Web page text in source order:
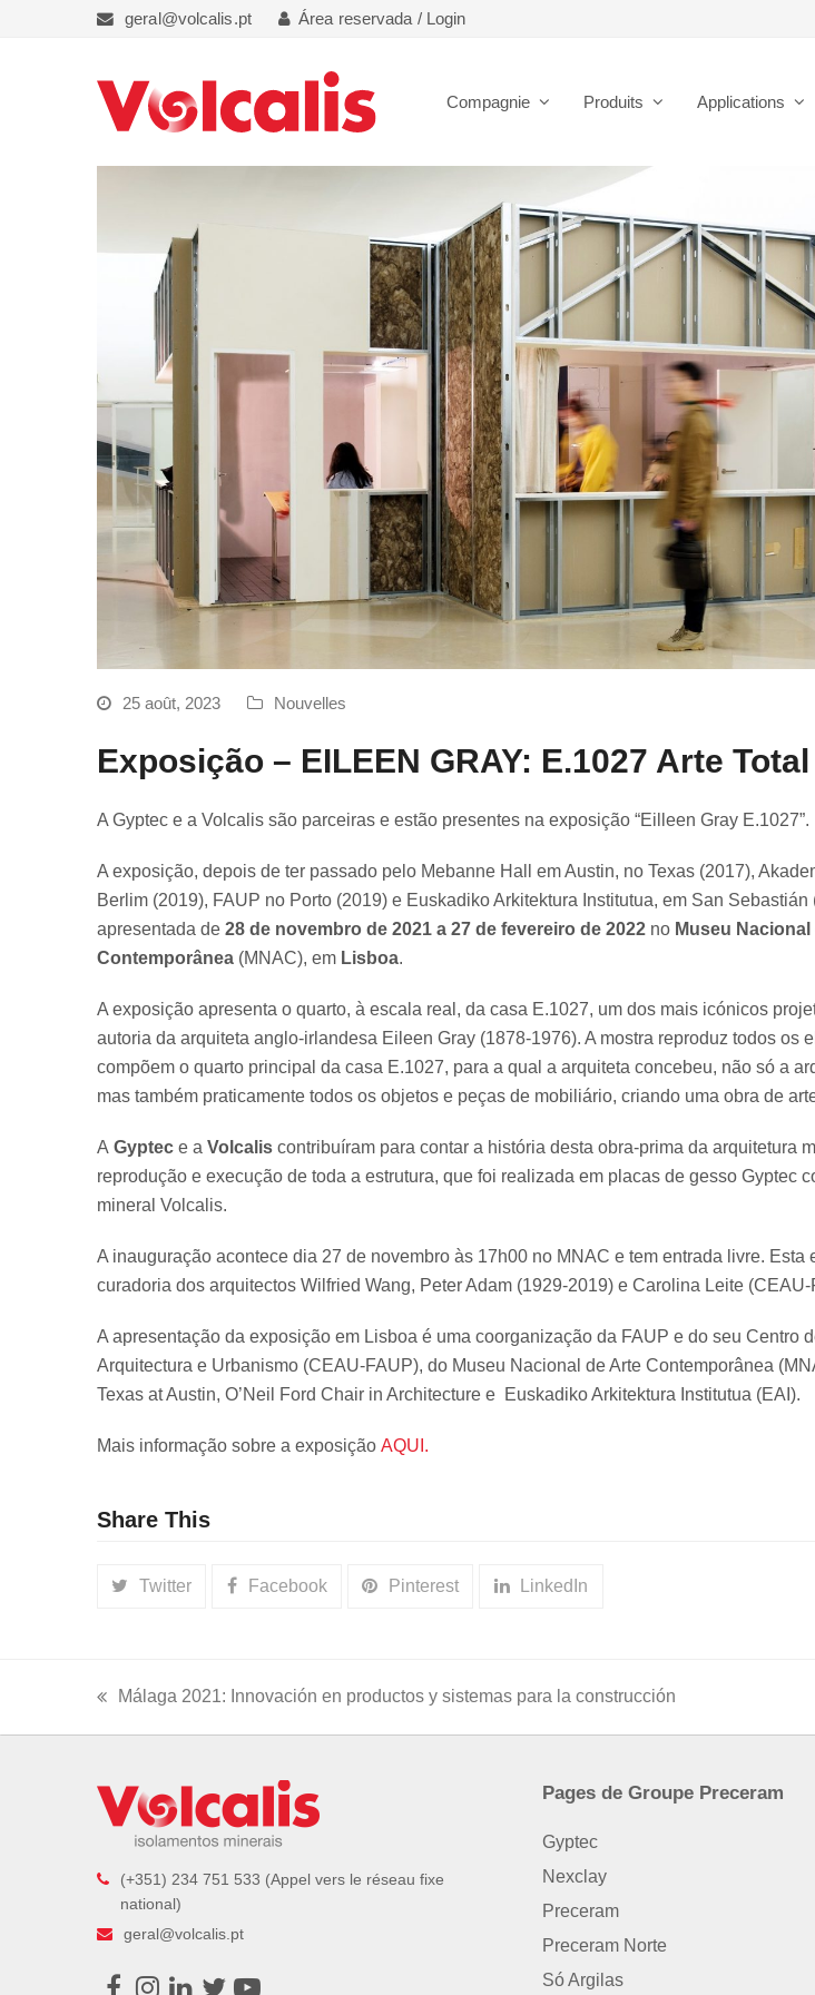
geral@volcalis.pt Área reservada / Login
Compagnie Produits Applications
25 août, 2023 Nouvelles
Exposição – EILEEN GRAY: E.1027 Arte Total
A Gyptec e a Volcalis são parceiras e estão presentes na exposição “Eilleen Gray E.1027”.
A exposição, depois de ter passado pelo Mebanne Hall em Austin, no Texas (2017),
Berlim (2019), FAUP no Porto (2019) e Euskadiko Arkitektura Institutua, em San Sebastián
apresentada de 28 de novembro de 2021 a 27 de fevereiro de 2022 no Museu Nacional
Contemporânea (MNAC), em Lisboa.
A exposição apresenta o quarto, à escala real, da casa E.1027, um dos mais icónicos
autoria da arquiteta anglo-irlandesa Eileen Gray (1878-1976). A mostra reproduz todos os
compõem o quarto principal da casa E.1027, para a qual a arquiteta concebeu, não só a
mas também praticamente todos os objetos e peças de mobiliário, criando uma obra de
A Gyptec e a Volcalis contribuíram para contar a história desta obra-prima da arquitetura
reprodução e execução de toda a estrutura, que foi realizada em placas de gesso Gyptec
mineral Volcalis.
A inauguração acontece dia 27 de novembro às 17h00 no MNAC e tem entrada livre. Esta
curadoria dos arquitectos Wilfried Wang, Peter Adam (1929-2019) e Carolina Leite (CEAU-
A apresentação da exposição em Lisboa é uma coorganização da FAUP e do seu Centro
Arquitectura e Urbanismo (CEAU-FAUP), do Museu Nacional de Arte Contemporânea
Texas at Austin, O’Neil Ford Chair in Architecture e Euskadiko Arkitektura Institutua (EAI).
Mais informação sobre a exposição AQUI.
Share This
Twitter Facebook Pinterest LinkedIn
previous
post:
Málaga 2021: Innovación en productos y sistemas para la construcción
(+351) 234 751 533 (Appel vers le réseau fixe
national)
geral@volcalis.pt
Pages de Groupe Preceram
Gyptec
Nexclay
Preceram
Preceram Norte
Só Argilas